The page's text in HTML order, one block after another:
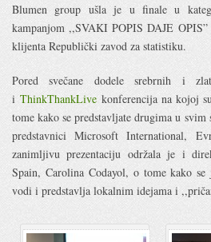
Blumen group ušla je u finale u
kampanjom ,,SVAKI POPIS DAJE
klijenta Republički zavod za statistiku.
Pored svečane dodele srebrnih i
i ThinkThankLivekonferencija na kojoj
tome kako se predstavljate drugima u
predstavnici Microsoft International,
zanimljivu prezentaciju održala je i
Spain, Carolina Codayol, o tome kako se
vodi i predstavlja lokalnim idejama i